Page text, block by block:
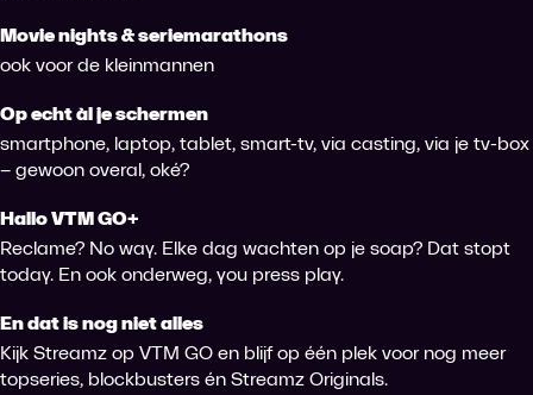
Movie nights & seriemarathons
ook voor de kleinmannen
Op echt àl je schermen
smartphone, laptop, tablet, smart-tv, via casting, via je tv-box
– gewoon overal, oké?
Hallo VTM GO+
Reclame? No way. Elke dag wachten op je soap? Dat stopt
today. En ook onderweg, you press play.
En dat is nog niet alles
Kijk Streamz op VTM GO en blijf op één plek voor nog meer
topseries, blockbusters én Streamz Originals.